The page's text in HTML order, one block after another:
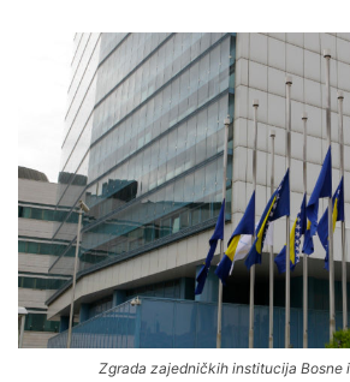
Zgrada zajedničkih institucija Bosne